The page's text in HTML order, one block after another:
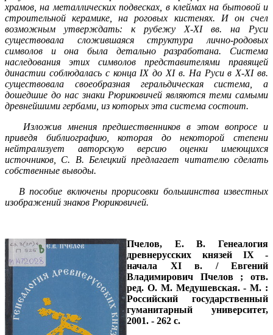
храмов, на металлических подвесках, в клеймах на бытовой и
строительной керамике, на роговых кистенях. И он счел
возможным утверждать: к рубежу Х-ХIвв. на Руси
существовала сложившаяся структура лично-родовых
символов и она была детально разработана. Система
наследования этих символов представителями правящей
династии соблюдалась с конца IХ до ХIв. На Руси в Х-ХIвв.
существовала своеобразная геральдическая система, а
дошедшие до нас знаки Рюриковичей являются теми самыми
древнейшими гербами, из которых эта система состоит.
Изложив мнения предшественников в этом вопросе и
приведя библиографию, которая до некоторой степени
нейтрализует авторскую версию оценки имеющихся
источников, С. В. Белецкий предлагает читателю сделать
собственные выводы.
В пособие включены прорисовки большинства известных
изображений знаков Рюриковичей.
Пчелов, Е. В. Генеалогия
древнерусских князей IX -
начала XI в. / Евгений
Владимирович Пчелов ; отв.
ред. О. М. Медушевская. - М. :
Российский государственный
гуманитарный университет,
2001. - 262 с.